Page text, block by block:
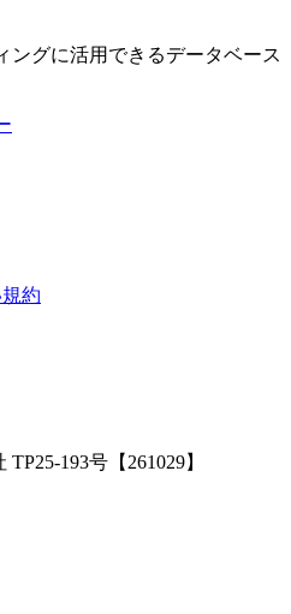
ングに活用できるデータベース
約
193号【261029】